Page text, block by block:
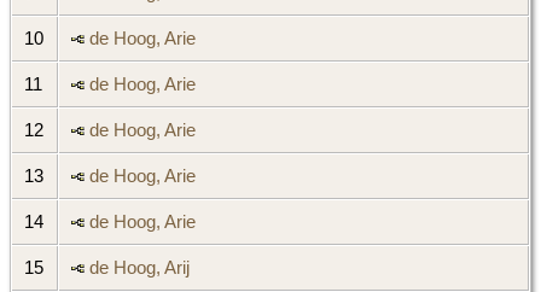
10 de Hoog, Arie
11 de Hoog, Arie
12 de Hoog, Arie
13 de Hoog, Arie
14 de Hoog, Arie
15 de Hoog, Arij